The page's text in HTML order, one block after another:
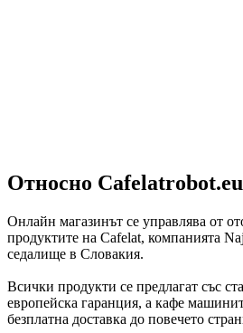
Относно Cafelatrobot.eu
Онлайн магазинът се управлява от
продуктите на Cafelat, компанията
седалище в Словакия.
Всички продукти се предлагат със
европейска гаранция, а кафе
безплатна доставка до повечето